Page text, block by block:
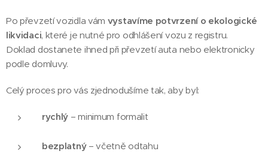
Po převzetí vozidla vám vystavíme potvrzení o ekologické
likvidaci, které je nutné pro odhlášení vozu z registru.
Doklad dostanete ihned při převzetí auta nebo elektronicky
podle domluvy.
Celý proces pro vás zjednodušíme tak, aby byl:
rychlý – minimum formalit
bezplatný– včetně odtahu